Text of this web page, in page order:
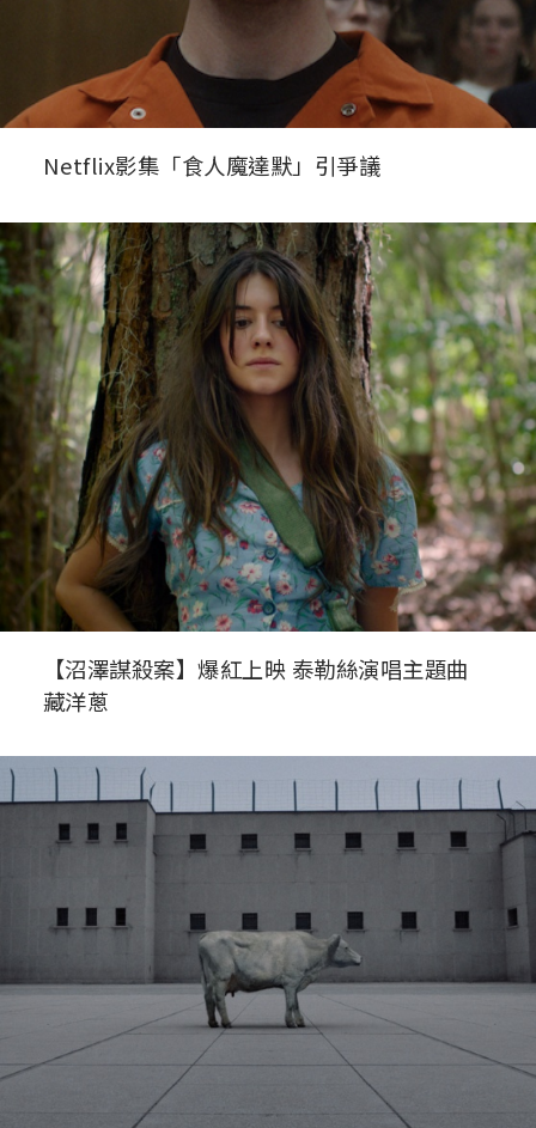
Netflix影集「食人魔達默」引爭議
【沼澤謀殺案】爆紅上映 泰勒絲演唱主題曲
藏洋蔥